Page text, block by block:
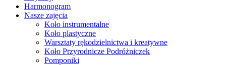
Harmonogram
Nasze zajęcia
Koło instrumentalne
Koło plastyczne
Warsztaty rękodzielnictwa i kreatywne
Koło Przyrodnicze Podróżniczek
Pomponiki